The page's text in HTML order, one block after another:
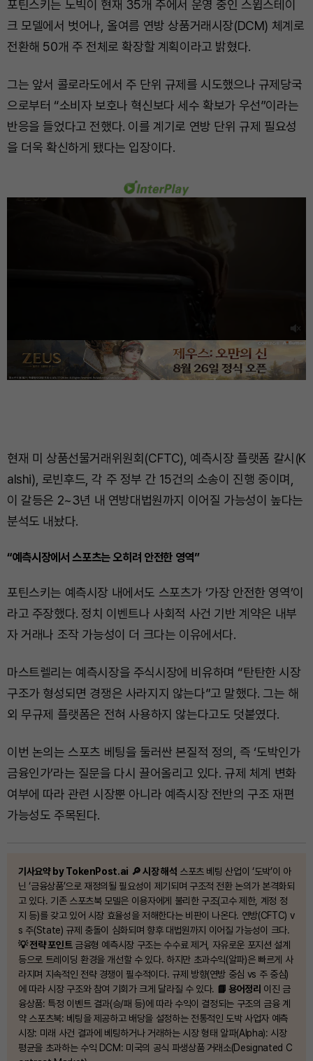
포틴스키는 노빅이 현재 35개 주에서 운영 중인 스윕스테이
크 모델에서 벗어나, 올여름 연방 상품거래시장(DCM) 체계로
전환해 50개 주 전체로 확장할 계획이라고 밝혔다.
그는 앞서 콜로라도에서 주 단위 규제를 시도했으나 규제당국
으로부터 “소비자 보호나 혁신보다 세수 확보가 우선”이라는
반응을 들었다고 전했다. 이를 계기로 연방 단위 규제 필요성
을 더욱 확신하게 됐다는 입장이다.
현재 미 상품선물거래위원회(CFTC), 예측시장 플랫폼 칼시(K
alshi), 로빈후드, 각 주 정부 간 15건의 소송이 진행 중이며,
이 갈등은 2~3년 내 연방대법원까지 이어질 가능성이 높다는
분석도 내놨다.
“예측시장에서 스포츠는 오히려 안전한 영역”
포틴스키는 예측시장 내에서도 스포츠가 ‘가장 안전한 영역’이
라고 주장했다. 정치 이벤트나 사회적 사건 기반 계약은 내부
자 거래나 조작 가능성이 더 크다는 이유에서다.
마스트렐리는 예측시장을 주식시장에 비유하며 “탄탄한 시장
구조가 형성되면 경쟁은 사라지지 않는다”고 말했다. 그는 해
외 무규제 플랫폼은 전혀 사용하지 않는다고도 덧붙였다.
이번 논의는 스포츠 베팅을 둘러싼 본질적 정의, 즉 ‘도박인가
금융인가’라는 질문을 다시 끌어올리고 있다. 규제 체계 변화
여부에 따라 관련 시장뿐 아니라 예측시장 전반의 구조 재편
가능성도 주목된다.
기사요약 by TokenPost.ai 🔎 시장 해석 스포츠 베팅 산업이 ‘도박’이 아
닌 ‘금융상품’으로 재정의될 필요성이 제기되며 구조적 전환 논의가 본격화되
고 있다. 기존 스포츠북 모델은 이용자에게 불리한 구조(고수 제한, 계정 정
지 등)를 갖고 있어 시장 효율성을 저해한다는 비판이 나온다. 연방(CFTC) v
s 주(State) 규제 충돌이 심화되며 향후 대법원까지 이어질 가능성이 크다.
💡 전략 포인트금융형 예측시장 구조는 수수료 제거, 자유로운 포지션 설계
등으로 트레이딩 환경을 개선할 수 있다. 하지만 초과수익(알파)은 빠르게 사
라지며 지속적인 전략 경쟁이 필수적이다. 규제 방향(연방 중심 vs 주 중심)
에 따라 시장 구조와 참여 기회가 크게 달라질 수 있다. 📘 용어정리 이진 금
융상품: 특정 이벤트 결과(승/패 등)에 따라 수익이 결정되는 구조의 금융 계
약 스포츠북: 베팅을 제공하고 배당을 설정하는 전통적인 도박 사업자 예측
시장: 미래 사건 결과에 베팅하거나 거래하는 시장 형태 알파(Alpha): 시장
평균을 초과하는 수익 DCM: 미국의 공식 파생상품 거래소(Designated C